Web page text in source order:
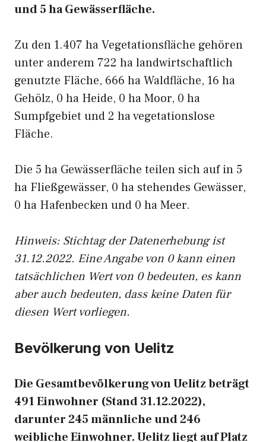
und 5 ha Gewässerfläche.
Zu den 1.407 ha Vegetationsfläche gehören
unter anderem 722 ha landwirtschaftlich
genutzte Fläche, 666 ha Waldfläche, 16 ha
Gehölz, 0 ha Heide, 0 ha Moor, 0 ha
Sumpfgebiet und 2 ha vegetationslose
Fläche.
Die 5 ha Gewässerfläche teilen sich auf in 5
ha Fließgewässer, 0 ha stehendes Gewässer,
0 ha Hafenbecken und 0 ha Meer.
Hinweis: Stichtag der Datenerhebung ist
31.12.2022. Eine Angabe von 0 kann einen
tatsächlichen Wert von 0 bedeuten, es kann
aber auch bedeuten, dass keine Daten für
diesen Wert vorliegen.
Bevölkerung von Uelitz
Die Gesamtbevölkerung von Uelitz beträgt
491 Einwohner (Stand 31.12.2022),
darunter 245 männliche und 246
weibliche Einwohner. Uelitz liegt auf Platz